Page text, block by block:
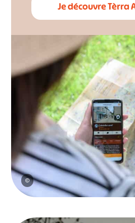
Je découvre Tèrra
©